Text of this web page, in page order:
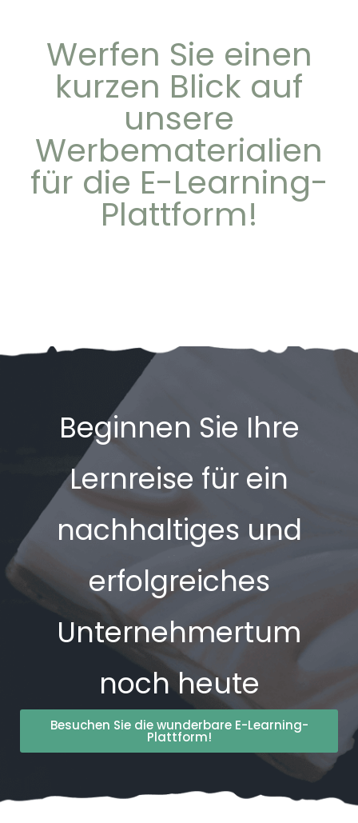
Werfen Sie einen
kurzen Blick auf
unsere
Werbematerialien
für die E-Learning-
Plattform!
Beginnen Sie Ihre
Lernreise für ein
nachhaltiges und
erfolgreiches
Unternehmertum
noch heute
Besuchen Sie die wunderbare E-Learning-
Plattform!